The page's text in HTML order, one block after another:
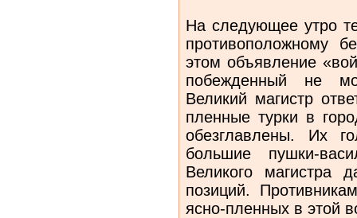
На следующее утро
противоположному
этом объявление
побежденный не
Великий магистр
пленные турки в
обезглавлены. Их
большие пушки-
Великого магистра
позиций.
ясно-пленных в этой